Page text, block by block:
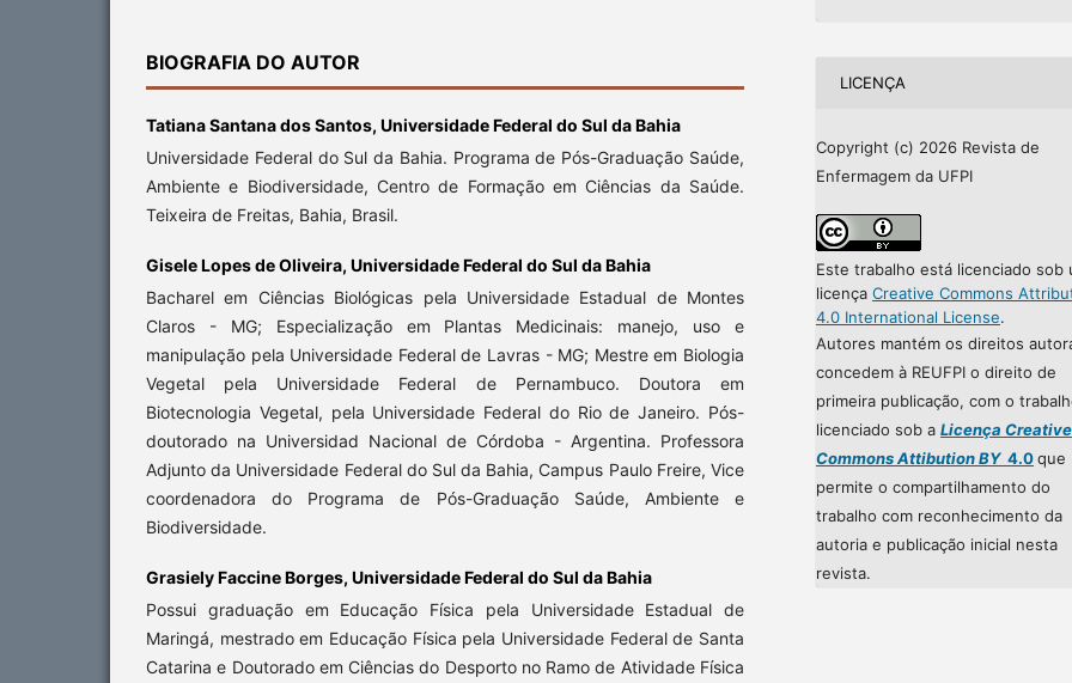
BIOGRAFIA DO AUTOR
Tatiana Santana dos Santos, Universidade Federal do Sul da Bahia
Universidade Federal do Sul da Bahia. Programa de Pós-Graduação Saúde,
Ambiente e Biodiversidade, Centro de Formação em Ciências da Saúde.
Teixeira de Freitas, Bahia, Brasil.
Gisele Lopes de Oliveira, Universidade Federal do Sul da Bahia
Bacharel em Ciências Biológicas pela Universidade Estadual de Montes
Claros - MG; Especialização em Plantas Medicinais: manejo, uso e
manipulação pela Universidade Federal de Lavras - MG; Mestre em Biologia
Vegetal pela Universidade Federal de Pernambuco. Doutora em
Biotecnologia Vegetal, pela Universidade Federal do Rio de Janeiro. Pós-
doutorado na Universidad Nacional de Córdoba - Argentina. Professora
Adjunto da Universidade Federal do Sul da Bahia, Campus Paulo Freire, Vice
coordenadora do Programa de Pós-Graduação Saúde, Ambiente e
Biodiversidade.
Grasiely Faccine Borges, Universidade Federal do Sul da Bahia
Possui graduação em Educação Física pela Universidade Estadual de
Maringá, mestrado em Educação Física pela Universidade Federal de Santa
Catarina e Doutorado em Ciências do Desporto no Ramo de Atividade Física
LICENÇA
Copyright (c) 2026 Revista de
Enfermagem da UFPI
Este trabalho está licenciado sob
licença Creative Commons
4.0 International License.
Autores mantém os direitos
concedem à REUFPI o direito de
primeira publicação, com o
licenciado sob a Licença Creative
Commons Attibution BY4.0que
permite o compartilhamento do
trabalho com reconhecimento da
autoria e publicação inicial nesta
revista.